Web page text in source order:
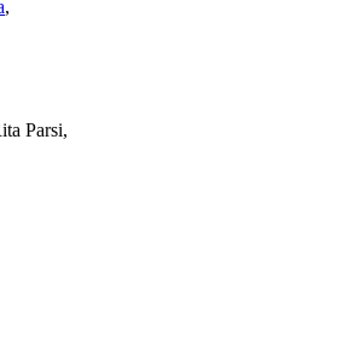
,
Parsi,